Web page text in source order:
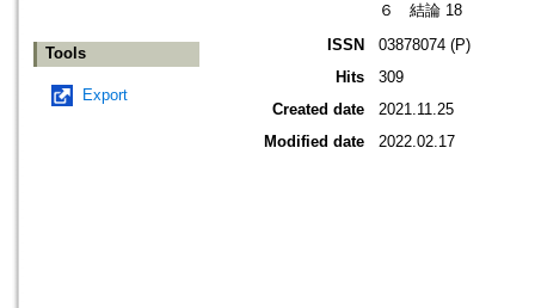
Tools
Export
６ 結論 18
ISSN
03878074 (P)
Hits
309
Created date
2021.11.25
Modified date
2022.02.17